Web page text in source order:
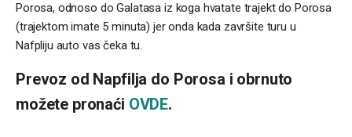
Porosa, odnoso do Galatasa iz koga hvatate trajekt do Porosa
(trajektom imate 5 minuta) jer onda kada završite turu u
Nafpliju auto vas čeka tu.
Prevoz od Napfilja do Porosa i obrnuto
možete pronaći OVDE.